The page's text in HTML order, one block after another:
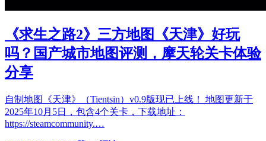
《求生之路2》三方地图《天津》好玩
吗？国产城市地图评测，摩天轮关卡体验
分享
自制地图《天津》（Tientsin）v0.9版现已上线！ 地图更新于
2025年10月5日，包含4个关卡，下载地址：
https://steamcommunity.…